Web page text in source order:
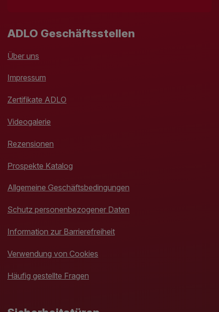
ADLO Geschäftsstellen
Über uns
Impressum
Zertifikate ADLO
Videogalerie
Rezensionen
Prospekte Katalog
Allgemeine Geschäftsbedingungen
Schutz personenbezogener Daten
Information zur Barrierefreiheit
Verwendung von Cookies
Häufig gestellte Fragen